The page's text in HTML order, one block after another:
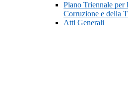
Piano Triennale per
Corruzione e della
Atti Generali